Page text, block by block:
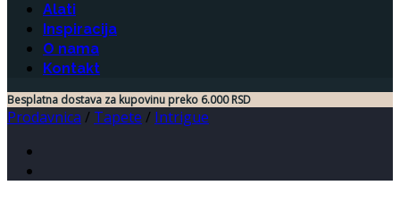
Alati
Inspiracija
O nama
Kontakt
Besplatna dostava za kupovinu preko 6.000 RSD
Prodavnica / Tapete / Intrigue